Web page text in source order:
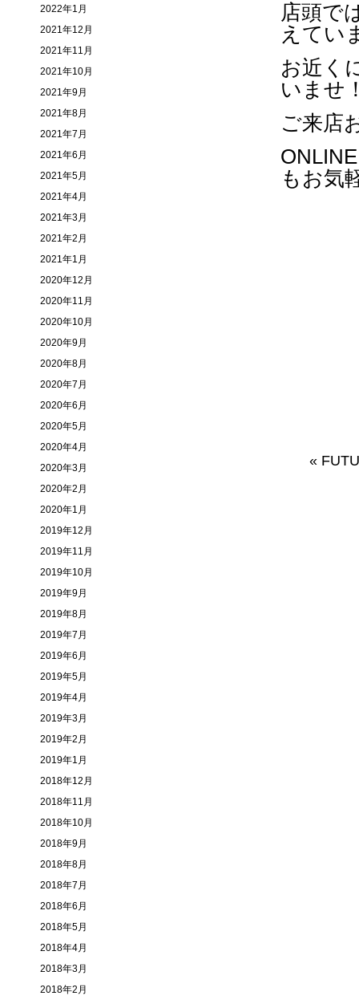
店頭で
えてい
お近く
いませ
ご来店
もお気
«
2022年1月
2021年12月
2021年11月
2021年10月
2021年9月
2021年8月
2021年7月
2021年6月
2021年5月
2021年4月
2021年3月
2021年2月
2021年1月
2020年12月
2020年11月
2020年10月
2020年9月
2020年8月
2020年7月
2020年6月
2020年5月
2020年4月
2020年3月
2020年2月
2020年1月
2019年12月
2019年11月
2019年10月
2019年9月
2019年8月
2019年7月
2019年6月
2019年5月
2019年4月
2019年3月
2019年2月
2019年1月
2018年12月
2018年11月
2018年10月
2018年9月
2018年8月
2018年7月
2018年6月
2018年5月
2018年4月
2018年3月
2018年2月